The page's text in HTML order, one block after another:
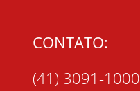
CONTATO:
(41) 3091-1000